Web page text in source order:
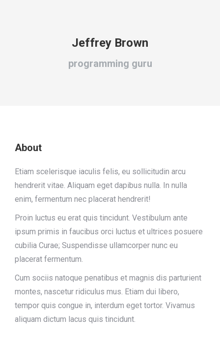
Jeffrey Brown
programming guru
About
Etiam scelerisque iaculis felis, eu sollicitudin arcu
hendrerit vitae. Aliquam eget dapibus nulla. In nulla
enim, fermentum nec placerat hendrerit!
Proin luctus eu erat quis tincidunt. Vestibulum ante
ipsum primis in faucibus orci luctus et ultrices posuere
cubilia Curae; Suspendisse ullamcorper nunc eu
placerat fermentum.
Cum sociis natoque penatibus et magnis dis parturient
montes, nascetur ridiculus mus. Etiam dui libero,
tempor quis congue in, interdum eget tortor. Vivamus
aliquam dictum lacus quis tincidunt.